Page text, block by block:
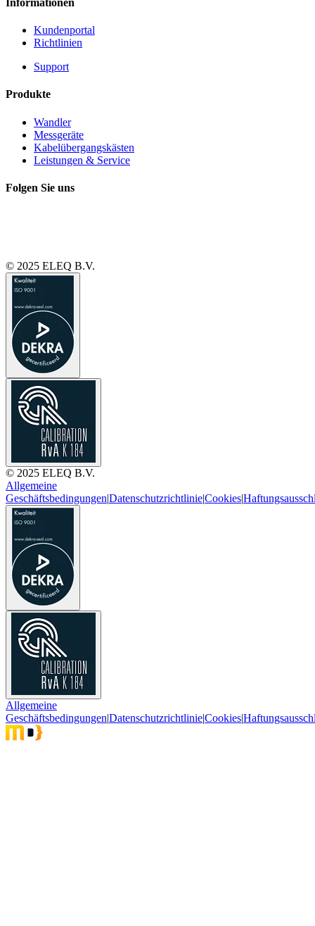
Kundenportal
Richtlinien
Support
Produkte
Wandler
Messgeräte
Kabelübergangskästen
Leistungen & Service
Folgen Sie uns
© 2025 ELEQ B.V.
© 2025 ELEQ B.V.
Allgemeine
Geschäftsbedingungen|Datenschutzrichtlinie|Cookies|
Allgemeine
Geschäftsbedingungen|Datenschutzrichtlinie|Cookies|